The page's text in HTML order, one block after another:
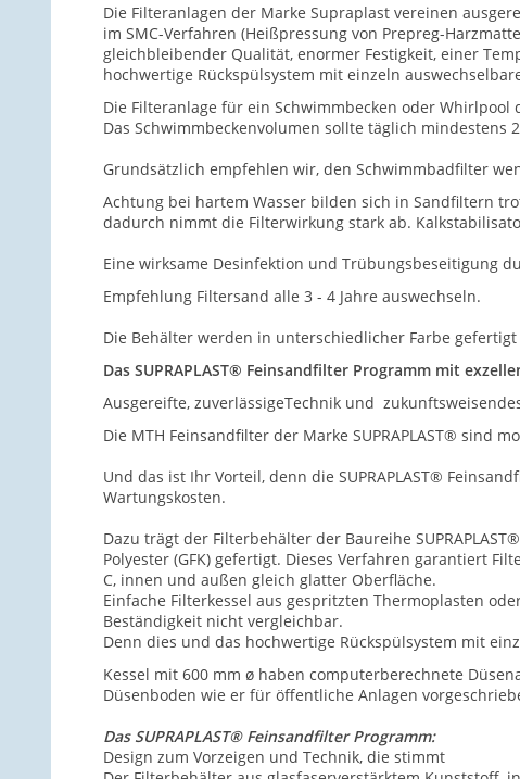
Die Filteranlagen der Marke Supraplast vereinen
im SMC-Verfahren (Heißpressung von Prepreg-
gleichbleibender Qualität, enormer Festigkeit, einer
hochwertige Rückspülsystem mit einzeln
Die Filteranlage für ein Schwimmbecken oder
Das Schwimmbeckenvolumen sollte täglich mindestens
Grundsätzlich empfehlen wir, den Schwimmbadfilter
Achtung bei hartem Wasser bilden sich in Sandfiltern
dadurch nimmt die Filterwirkung stark ab.
Eine wirksame Desinfektion und Trübungsbeseitigung
Empfehlung Filtersand alle 3 - 4 Jahre auswechseln.
Die Behälter werden in unterschiedlicher Farbe
Das SUPRAPLAST® Feinsandfilter Programm mit
Ausgereifte, zuverlässigeTechnik und
Die MTH Feinsandfilter der Marke SUPRAPLAST® sind
Und das ist Ihr Vorteil, denn die SUPRAPLAST®
Wartungskosten.
Dazu trägt der Filterbehälter der Baureihe
Polyester (GFK) gefertigt. Dieses Verfahren garantiert
C, innen und außen gleich glatter Oberfläche.
Einfache Filterkessel aus gespritzten Thermoplasten
Beständigkeit nicht vergleichbar.
Denn dies und das hochwertige Rückspülsystem mit
Kessel mit 600 mm ø haben computerberechnete
Düsenboden wie er für öffentliche Anlagen
Das SUPRAPLAST® Feinsandfilter Programm:
Design zum Vorzeigen und Technik, die stimmt